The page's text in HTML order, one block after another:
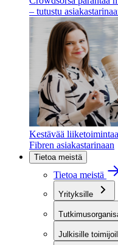
– tutustu
Kestävää
Fibren asiakastarinaan
Tietoa meistä
Tietoa meistä
Yrityksille
Julkisille